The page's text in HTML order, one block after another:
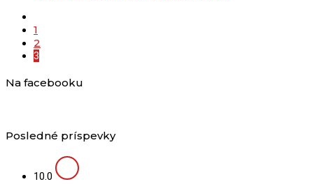
1
2
3
Na facebooku
Posledné príspevky
10.0